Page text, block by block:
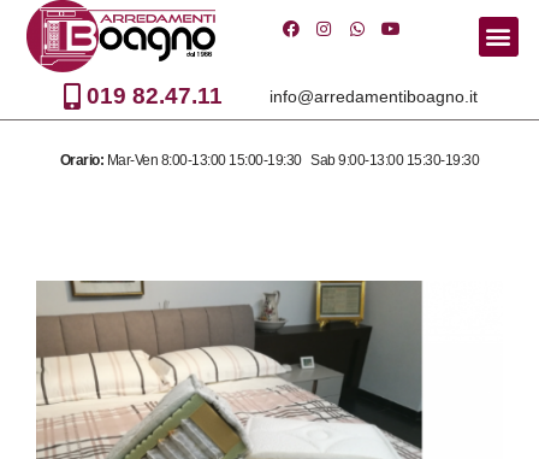
Vai
contenuto
019 82.47.11 info@arredamentiboagno.it
Orario: Mar-Ven 8:00-13:00 15:00-19:30 Sab 9:00-13:00 15:30-19:30